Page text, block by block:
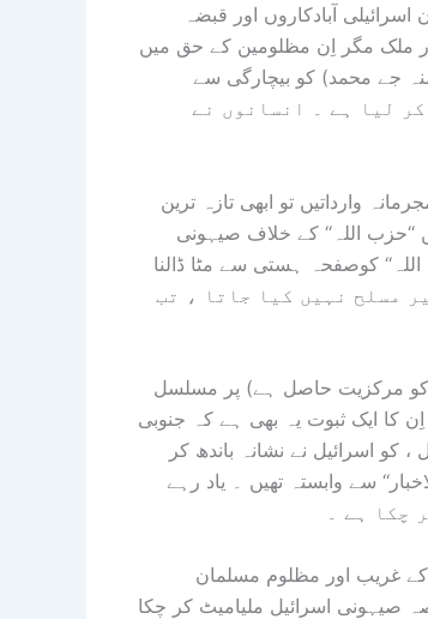
آبادکاروں اور قبضہ
ملک مگر اِن مظلومین کے حق میں
جے محمد) کو بیچارگی سے
کر لیا ہے ۔ انسانوں نے
وارداتیں تو ابھی تازہ ترین
‘‘حزب اللہ‘‘ کے خلاف صیہونی
کوصفحہ ہستی سے مٹا ڈالنا
جب تک حزب اللہ کو غیر مسلح نہیں کیا جاتا ، تب
کو مرکزیت حاصل ہے) پر مسلسل
کا ایک ثبوت یہ بھی ہے کہ جنوبی
اسرائیل نے نشانہ باندھ کر
الاخبار‘‘ سے وابستہ تھیں ۔ یاد رہے
کے غریب اور مظلوم مسلمان
کا رویہ اپنائے ہُوئے ہے ۔ غزہ ، جس کا80فیصد حصہ صیہونی اسرائیل ملیامیٹ کر چکا